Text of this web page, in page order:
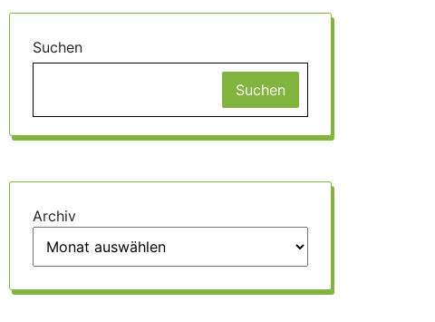
Suchen
Suchen
Archiv